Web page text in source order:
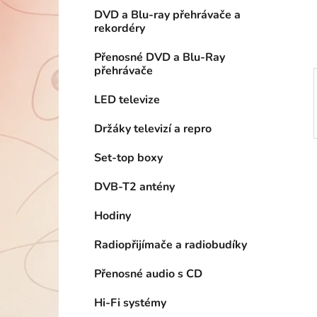
p
n
e
l
DVD a Blu-ray přehrávače a
rekordéry
Přenosné DVD a Blu-Ray
přehrávače
LED televize
Držáky televizí a repro
Set-top boxy
DVB-T2 antény
Hodiny
Radiopřijímače a radiobudíky
Přenosné audio s CD
Hi-Fi systémy